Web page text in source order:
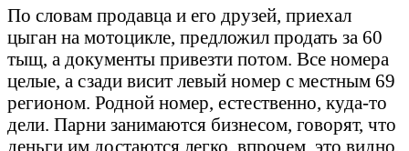
По словам продавца и его друзей, приехал
цыган на мотоцикле, предложил продать за 60
тыщ, а документы привезти потом. Все номера
целые, а сзади висит левый номер с местным 69
регионом. Родной номер, естественно, куда-то
дели. Парни занимаются бизнесом, говорят, что
деньги им достаются легко, впрочем, это видно.